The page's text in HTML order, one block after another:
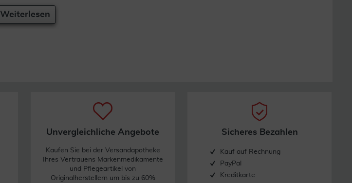
Weiterlesen
Unvergleichliche Angebote
Kaufen Sie bei der Versandapotheke
Ihres Vertrauens Markenmedikamente
und Pflegeartikel von
Originalherstellern um bis zu 60%
Sicheres Bezahlen
Kauf auf Rechnung
PayPal
Kreditkarte